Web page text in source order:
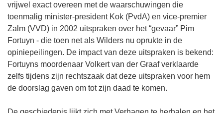
vrijwel exact overeen met de waarschuwingen die
toenmalig minister-president Kok (PvdA) en vice-premier
Zalm (VVD) in 2002 uitspraken over het “gevaar” Pim
Fortuyn - die toen net als Wilders nu oprukte in de
opiniepeilingen. De impact van deze uitspraken is bekend:
Fortuyns moordenaar Volkert van der Graaf verklaarde
zelfs tijdens zijn rechtszaak dat deze uitspraken voor hem
de doorslag gaven om tot zijn daad te komen.